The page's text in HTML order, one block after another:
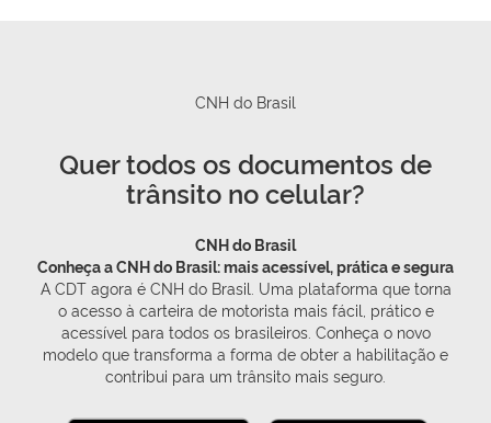
CNH do Brasil
Quer todos os documentos de
trânsito no celular?
CNH do Brasil
Conheça a CNH do Brasil: mais acessível, prática e segura
A CDT agora é CNH do Brasil. Uma plataforma que torna
o acesso à carteira de motorista mais fácil, prático e
acessível para todos os brasileiros. Conheça o novo
modelo que transforma a forma de obter a habilitação e
contribui para um trânsito mais seguro.